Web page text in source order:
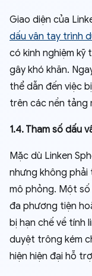
Giao diện của
dấu vân tay trình
có kinh nghiệm
gây khó khăn.
thể dẫn đến việc
trên các nền tảng
1.4. Tham số dấu
Mặc dù Linken
nhưng không
mô phỏng. Một
đa phương tiện
bị hạn chế về tính
duyệt trông kém
hiện hiện đại hỗ